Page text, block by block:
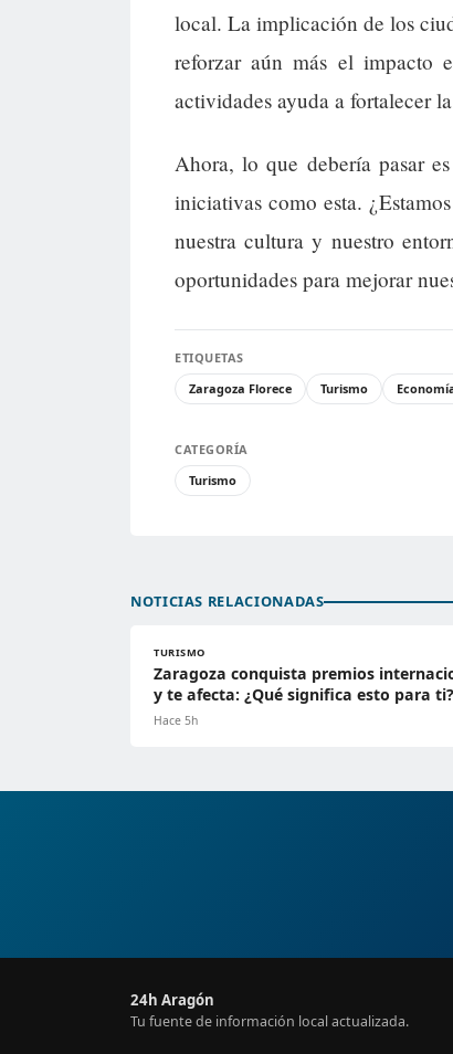
local. La implicación de los
reforzar aún más el impacto
actividades ayuda a fortalecer
Ahora, lo que debería pasar
iniciativas como esta.
nuestra cultura y nuestro
oportunidades para mejorar
ETIQUETAS
Zaragoza Florece
Turismo
CATEGORÍA
Turismo
NOTICIAS RELACIONADAS
TURISMO
Zaragoza conquista premios
y te afecta: ¿Qué significa esto para ti?
Hace 5h
24h Aragón
Tu fuente de información local actualizada.